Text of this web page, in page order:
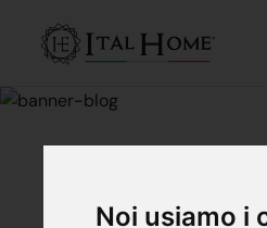
Noi usiamo i
MERCATO